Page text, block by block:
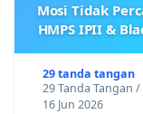
Mosi Tidak
HMPS IPII &
29 tanda tangan
29 Tanda Tangan /
16 Jun 2026